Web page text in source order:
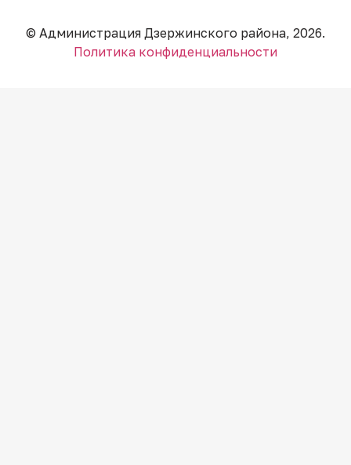
© Администрация Дзержинского района, 2026.
Политика конфиденциальности